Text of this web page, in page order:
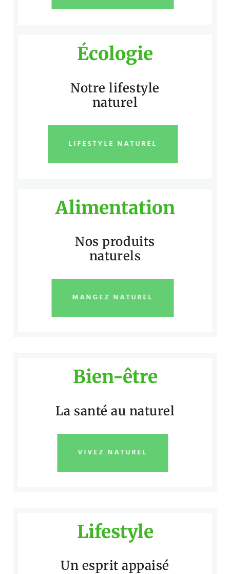
Écologie
Notre lifestyle
naturel
LIFESTYLE NATUREL
Alimentation
Nos produits
naturels
MANGEZ NATUREL
Bien-être
La santé au naturel
VIVEZ NATUREL
Lifestyle
Un esprit appaisé